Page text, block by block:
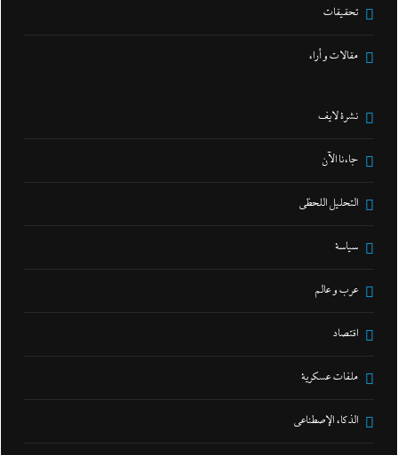
تحقيقات
مقالات و أراء
نشرة لايف
جاءنا الآن
التحليل اللحظي
سياسة
عرب و عالم
اقتصاد
ملفات عسكرية
الذكاء الإصطناعي